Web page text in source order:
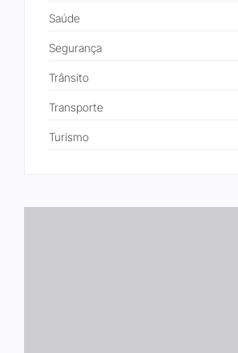
Saúde
Segurança
Trânsito
Transporte
Turismo